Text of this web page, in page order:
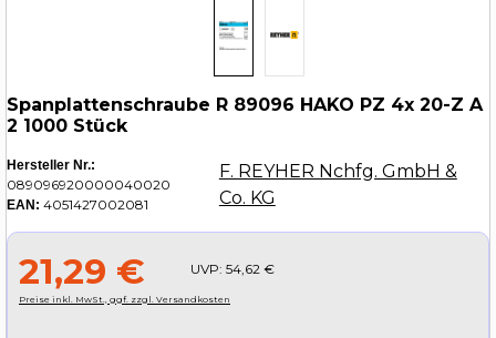
Spanplattenschraube R 89096 HAKO PZ 4x 20-Z A
2 1000 Stück
Hersteller Nr.:
089096920000040020
EAN: 4051427002081
F. REYHER Nchfg. GmbH &
Co. KG
21,29 € UVP: 54,62 €
Preise inkl. MwSt., ggf. zzgl. Versandkosten